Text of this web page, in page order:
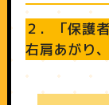
２．「保護
右肩あがり